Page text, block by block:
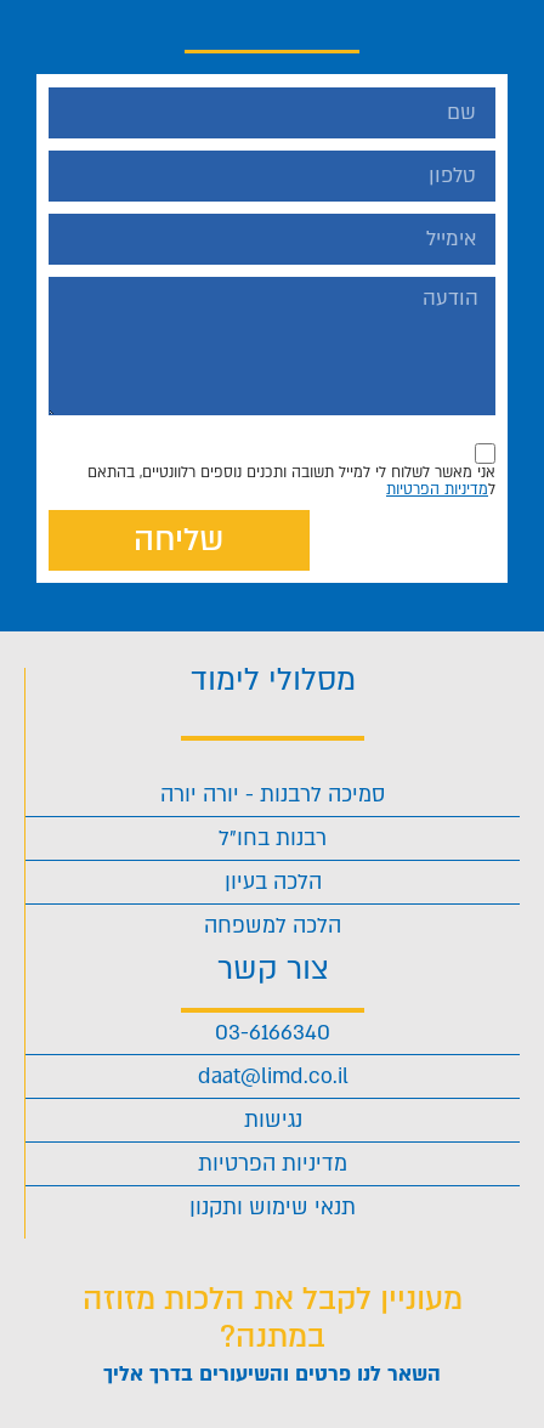
אני מאשר לשלוח לי למייל תשובה ותכנים נוספים רלוונטיים, בהתאם
למדיניות הפרטיות
שליחה
מסלולי לימוד
סמיכה לרבנות - יורה יורה
רבנות בחו"ל
הלכה בעיון
הלכה למשפחה
צור קשר
03-6166340
daat@limd.co.il
נגישות
מדיניות הפרטיות
תנאי שימוש ותקנון
מעוניין לקבל את הלכות מזוזה
במתנה?
השאר לנו פרטים והשיעורים בדרך אליך